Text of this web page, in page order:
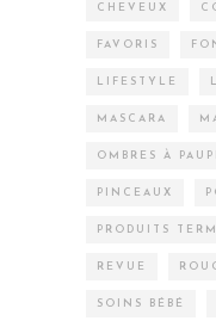
CHEVEUX
FAVORIS
LIFESTYLE
MASCARA
OMBRES À
PINCEAUX
PRODUITS
REVUE
SOINS BÉBÉ